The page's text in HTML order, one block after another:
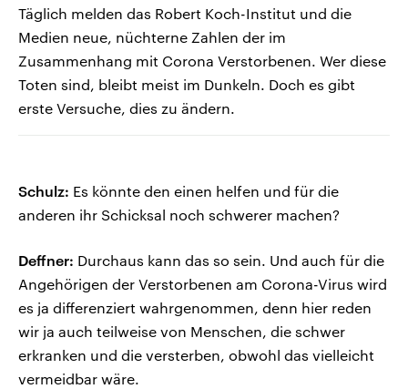
Täglich melden das Robert Koch-Institut und die
Medien neue, nüchterne Zahlen der im
Zusammenhang mit Corona Verstorbenen. Wer diese
Toten sind, bleibt meist im Dunkeln. Doch es gibt
erste Versuche, dies zu ändern.
Schulz: Es könnte den einen helfen und für die
anderen ihr Schicksal noch schwerer machen?
Deffner: Durchaus kann das so sein. Und auch für die
Angehörigen der Verstorbenen am Corona-Virus wird
es ja differenziert wahrgenommen, denn hier reden
wir ja auch teilweise von Menschen, die schwer
erkranken und die versterben, obwohl das vielleicht
vermeidbar wäre.